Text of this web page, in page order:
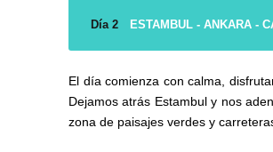
Día 2 ESTAMBUL - ANKARA -
El día comienza con calma,
Dejamos atrás Estambul y nos
zona de paisajes verdes y